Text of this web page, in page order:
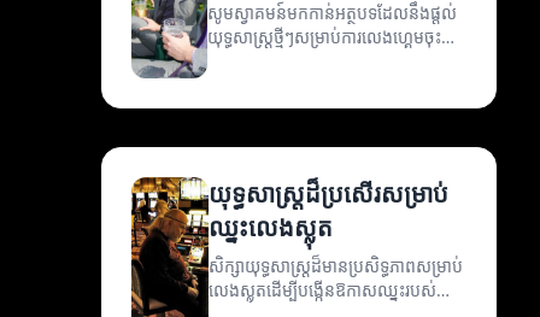
សូមស្វាគមន៍មកកាន់អត្ថបទដែលនឹងផ្តល់
យុទ្ធសាស្រ្តថ្មីៗសម្រាប់ការលេងហ្គេមចុះ
យុទ្ធសាស្ត្រដ៏ប្រសើរ​សម្រាប់
ឈ្នះលេងស្លុត
សិក្សាយុទ្ធសាស្ត្រដ៏មានប្រសិទ្ធភាពសម្រាប់
លេងស្លុតដើម្បីបង្កើនឱកាសឈ្នះរបស់